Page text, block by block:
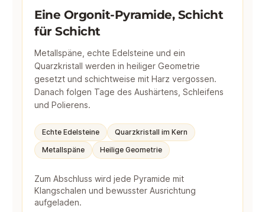
Eine Orgonit-Pyramide, Schicht
für Schicht
Metallspäne, echte Edelsteine und ein
Quarzkristall werden in heiliger Geometrie
gesetzt und schichtweise mit Harz vergossen.
Danach folgen Tage des Aushärtens, Schleifens
und Polierens.
Echte Edelsteine
Quarzkristall im Kern
Metallspäne
Heilige Geometrie
Zum Abschluss wird jede Pyramide mit
Klangschalen und bewusster Ausrichtung
aufgeladen.